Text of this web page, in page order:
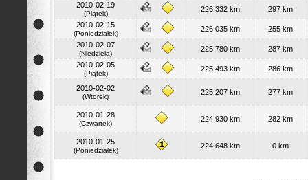
2010-02-19
(Piątek)
226 332 km
297 km
2010-02-15
(Poniedziałek)
226 035 km
255 km
2010-02-07
(Niedziela)
225 780 km
287 km
2010-02-05
(Piątek)
225 493 km 286 km
2010-02-02
(Wtorek)
225 207 km 277 km
2010-01-28
(Czwartek)
224 930 km 282 km
2010-01-25
(Poniedziałek)
224 648 km 0 km